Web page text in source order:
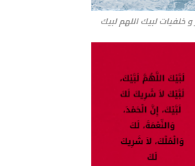
خلفيات لبيك اللهم لبيك